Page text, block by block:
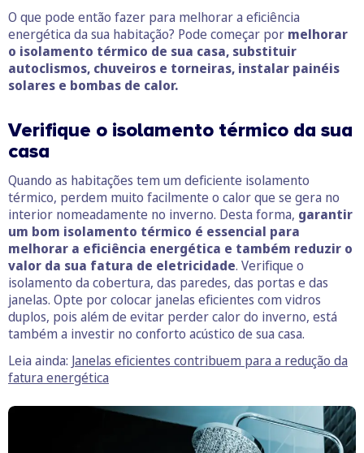
O que pode então fazer para melhorar a eficiência
energética da sua habitação? Pode começar por melhorar
o isolamento térmico de sua casa, substituir
autoclismos, chuveiros e torneiras, instalar painéis
solares e bombas de calor.
Verifique o isolamento térmico da sua
casa
Quando as habitações tem um deficiente isolamento
térmico, perdem muito facilmente o calor que se gera no
interior nomeadamente no inverno. Desta forma, garantir
um bom isolamento térmico é essencial para
melhorar a eficiência energética e também reduzir o
valor da sua fatura de eletricidade. Verifique o
isolamento da cobertura, das paredes, das portas e das
janelas. Opte por colocar janelas eficientes com vidros
duplos, pois além de evitar perder calor do inverno, está
também a investir no conforto acústico de sua casa.
Leia ainda: Janelas eficientes contribuem para a redução da
fatura energética